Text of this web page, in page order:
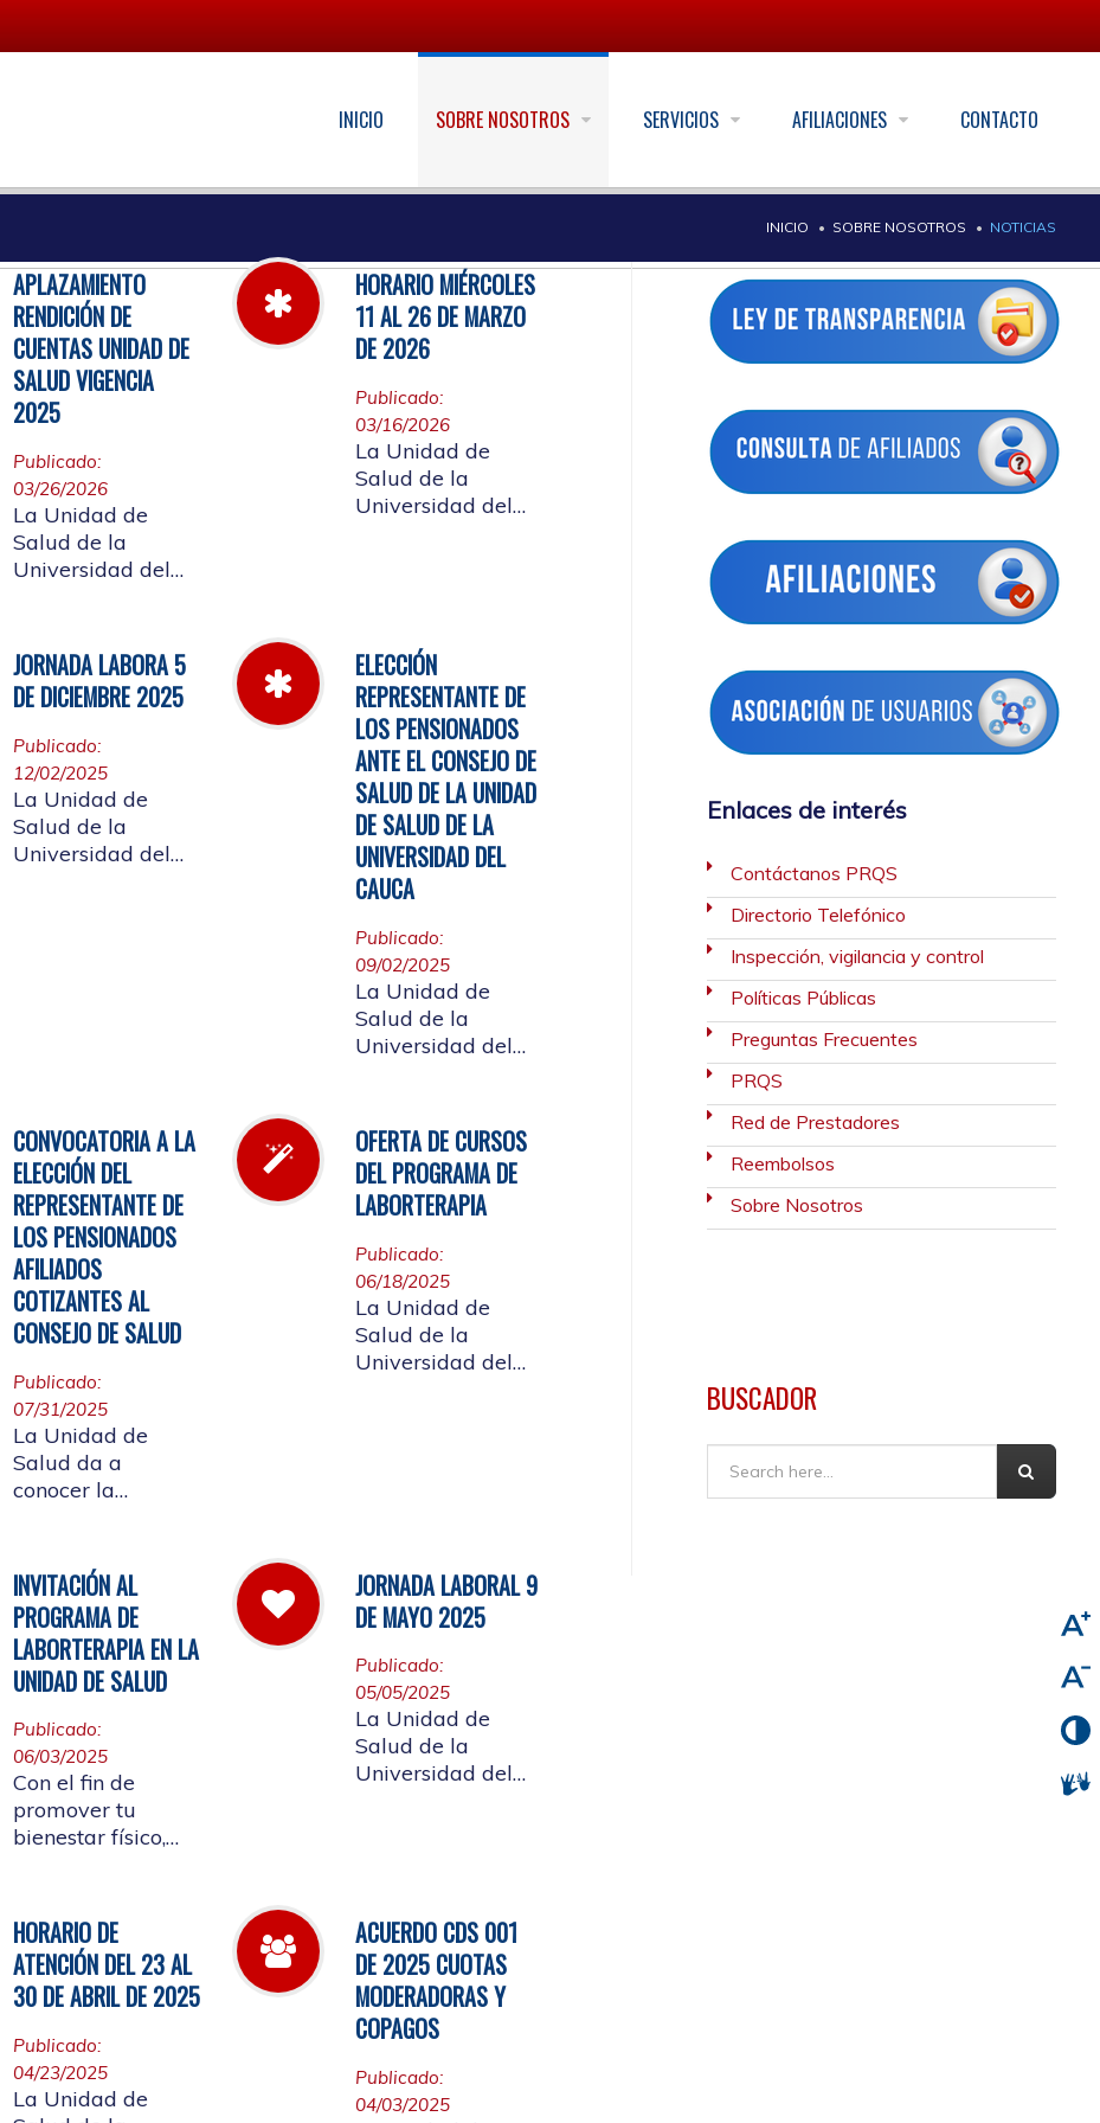
INICIO SOBRE NOSOTROS SERVICIOS AFILIACIONES CONTACTO
INICIO SOBRE NOSOTROS NOTICIAS
APLAZAMIENTO
RENDICIÓN DE
CUENTAS UNIDAD DE
SALUD VIGENCIA
2025
Publicado:
03/26/2026
La Unidad de
Salud de la
Universidad del
universitaria
afiliada, y a la
ciudadanía en
general, que se
aplaza el evento
de Rendición de
Cuentas año 2025
HORARIO MIÉRCOLES
11 AL 26 DE MARZO
DE 2026
Publicado:
03/16/2026
La Unidad de
Salud de la
Universidad del
marzo hasta el
jueves 26 de
marzo de 2026
JORNADA LABORA 5
DE DICIEMBRE 2025
Publicado:
12/02/2025
La Unidad de
Salud de la
Universidad del
ELECCIÓN
REPRESENTANTE DE
LOS PENSIONADOS
ANTE EL CONSEJO DE
SALUD DE LA UNIDAD
DE SALUD DE LA
UNIVERSIDAD DEL
CAUCA
Publicado:
09/02/2025
La Unidad de
Salud de la
Universidad del
elección del
candidato que
representará a los
Pensionados en el
CONVOCATORIA A LA
ELECCIÓN DEL
REPRESENTANTE DE
LOS PENSIONADOS
AFILIADOS
COTIZANTES AL
CONSEJO DE SALUD
Publicado:
07/31/2025
La Unidad de
Salud da a
conocer la
julio de 2025 Por
la cual se convoca
a la elección del
Representante de
los Pensionados
cotizantes al
Consejo de Salud
OFERTA DE CURSOS
DEL PROGRAMA DE
LABORTERAPIA
Publicado:
06/18/2025
La Unidad de
Salud de la
Universidad del
Universitaria
Afiliada a
participar en ellos.
INVITACIÓN AL
PROGRAMA DE
LABORTERAPIA EN LA
UNIDAD DE SALUD
Publicado:
06/03/2025
Con el fin de
promover tu
bienestar físico,
Unidad de Salud
realizará la
apertura de
Laborterapia
JORNADA LABORAL 9
DE MAYO 2025
Publicado:
05/05/2025
La Unidad de
Salud de la
Universidad del
HORARIO DE
ATENCIÓN DEL 23 AL
30 DE ABRIL DE 2025
Publicado:
04/23/2025
La Unidad de
ACUERDO CDS 001
DE 2025 CUOTAS
MODERADORAS Y
COPAGOS
Publicado:
04/03/2025
Enlaces de interés
Contáctanos PRQS
Directorio Telefónico
Inspección, vigilancia y control
Políticas Públicas
Preguntas Frecuentes
PRQS
Red de Prestadores
Reembolsos
Sobre Nosotros
BUSCADOR
Buscar